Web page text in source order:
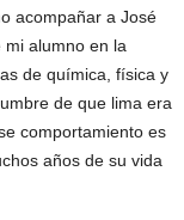
acompañar a José
alumno en la
de química, física y
de que lima era
comportamiento es
años de su vida